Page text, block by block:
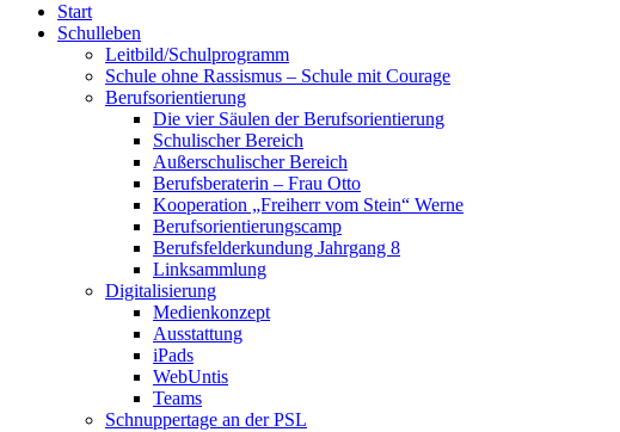
Start
Schulleben
Leitbild/Schulprogramm
Schule ohne Rassismus – Schule mit Courage
Berufsorientierung
Die vier Säulen der Berufsorientierung
Schulischer Bereich
Außerschulischer Bereich
Berufsberaterin – Frau Otto
Kooperation „Freiherr vom Stein“ Werne
Berufsorientierungscamp
Berufsfelderkundung Jahrgang 8
Linksammlung
Digitalisierung
Medienkonzept
Ausstattung
iPads
WebUntis
Teams
Schnuppertage an der PSL